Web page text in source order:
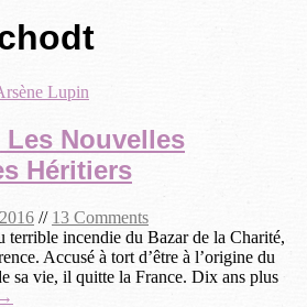
Nouvelles
Héritiers
// 13 Comments
terrible incendie du Bazar de la Charité,
Accusé à tort d’être à l’origine du
sa vie, il quitte la France. Dix ans plus